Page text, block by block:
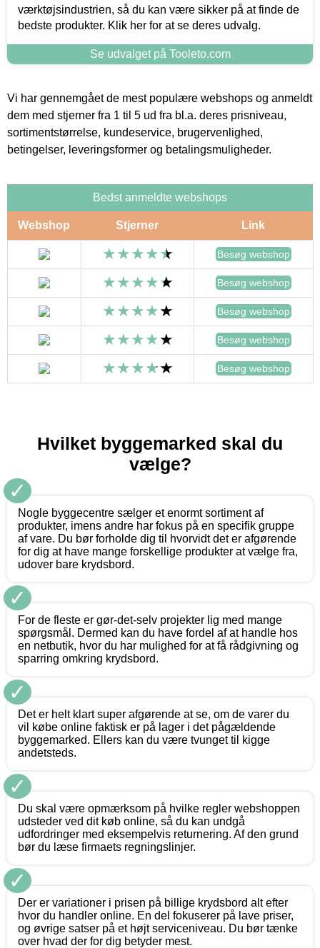
værktøjsindustrien, så du kan være sikker på at finde de
bedste produkter. Klik her for at se deres udvalg.
Se udvalget på Tooleto.com
Vi har gennemgået de mest populære webshops og anmeldt
dem med stjerner fra 1 til 5 ud fra bl.a. deres prisniveau,
sortimentstørrelse, kundeservice, brugervenlighed,
betingelser, leveringsformer og betalingsmuligheder.
Bedst anmeldte webshops
Webshop Stjerner Link
Besøg webshop
Besøg webshop
Besøg webshop
Besøg webshop
Besøg webshop
Hvilket byggemarked skal du
vælge?
✓
Nogle byggecentre sælger et enormt sortiment af
produkter, imens andre har fokus på en specifik gruppe
af vare. Du bør forholde dig til hvorvidt det er afgørende
for dig at have mange forskellige produkter at vælge fra,
udover bare krydsbord.
✓
For de fleste er gør-det-selv projekter lig med mange
spørgsmål. Dermed kan du have fordel af at handle hos
en netbutik, hvor du har mulighed for at få rådgivning og
sparring omkring krydsbord.
✓
Det er helt klart super afgørende at se, om de varer du
vil købe online faktisk er på lager i det pågældende
byggemarked. Ellers kan du være tvunget til kigge
andetsteds.
✓
Du skal være opmærksom på hvilke regler webshoppen
udsteder ved dit køb online, så du kan undgå
udfordringer med eksempelvis returnering. Af den grund
bør du læse firmaets regningslinjer.
✓
Der er variationer i prisen på billige krydsbord alt efter
hvor du handler online. En del fokuserer på lave priser,
og øvrige satser på et højt serviceniveau. Du bør tænke
over hvad der for dig betyder mest.